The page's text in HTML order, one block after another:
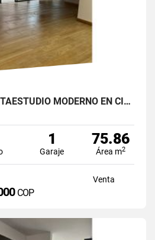
[BV] EN VENTA APARTAESTUDIO MODERNO EN CIUDAD DEL RÍO, MEDELLÍN
1
Garaje
75.86
Área m2
Venta
COP